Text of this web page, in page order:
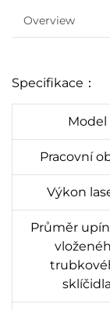
Overview
Specifikace：
Model
Pracovní
Výkon
Průměr
sklíčidla